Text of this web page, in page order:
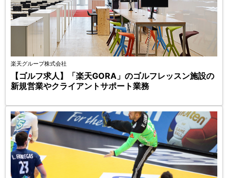
楽天グループ株式会社
【ゴルフ求人】「楽天GORA」のゴルフレッスン施設の
新規営業やクライアントサポート業務